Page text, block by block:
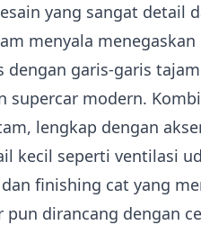
yang sangat detail
menyala
dengan garis-garis
modern.
lengkap dengan
kecil seperti ventilasi
finishing cat yang
dirancang dengan